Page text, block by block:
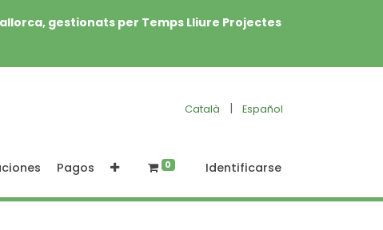
gestionats per Temps Lliure Projectes
Català | Español
Pagos 0 Identificarse